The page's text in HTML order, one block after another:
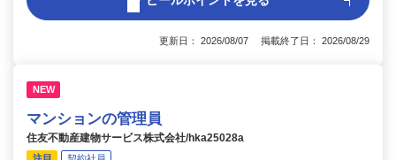
更新日： 2026/08/07 掲載終了日： 2026/08/29
NEW
マンションの管理員
住友不動産建物サービス株式会社/hka25028a